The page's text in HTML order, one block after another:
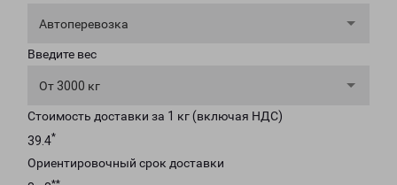
Автоперевозка
Введите вес
От 3000 кг
Стоимость доставки за 1 кг (включая НДС)
39.4*
Ориентировочный срок доставки